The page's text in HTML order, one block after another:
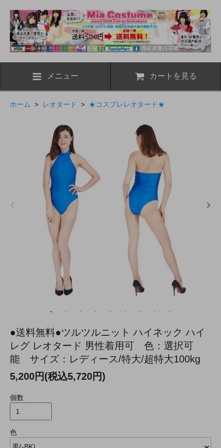
メニュー カートを見る
ホーム > レオタード > ★コスプレレオタード★
●送料無料●ツルツルニット ハイネック ハイ
レグ レオタード 男性着用可 色：選択可
能 サイズ：レディース/特大/超特大100kg
5,200円(税込5,720円)
個数
色